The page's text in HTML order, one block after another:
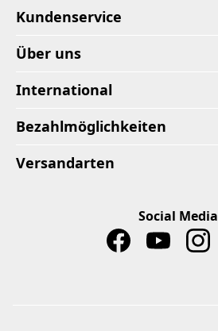
Kundenservice
Über uns
International
Bezahlmöglichkeiten
Versandarten
Social Media